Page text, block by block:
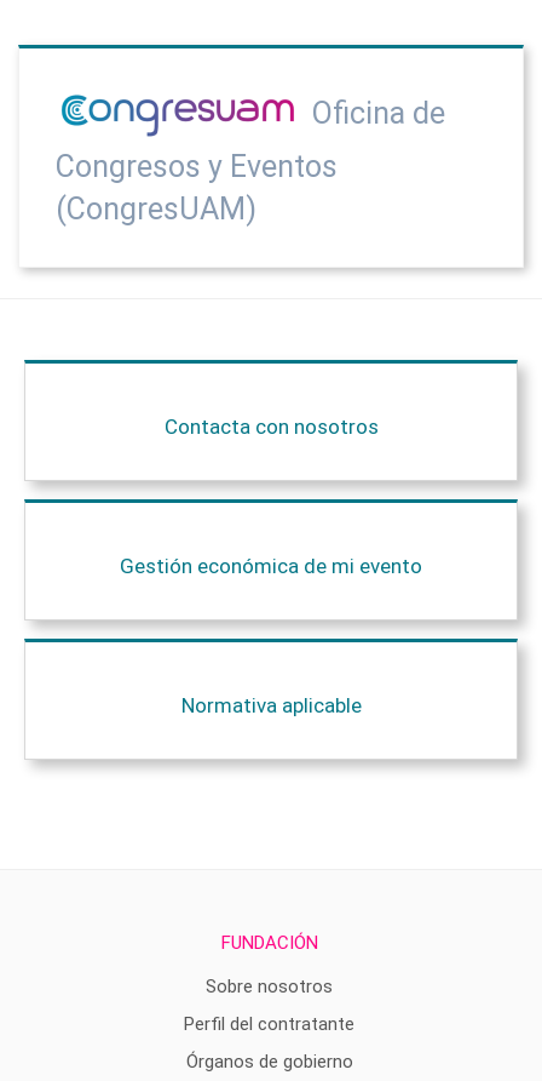
Oficina de
Congresos y Eventos
(CongresUAM)
Contacta con nosotros
Gestión económica de mi evento
Normativa aplicable
FUNDACIÓN
Sobre nosotros
Perfil del contratante
Órganos de gobierno